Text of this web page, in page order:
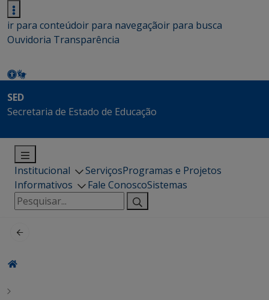
ir para conteúdoir para navegaçãoir para busca
Ouvidoria Transparência
SED
Secretaria de Estado de Educação
Institucional ServiçosProgramas e Projetos
Informativos
Fale ConoscoSistemas
Pesquisar
por: